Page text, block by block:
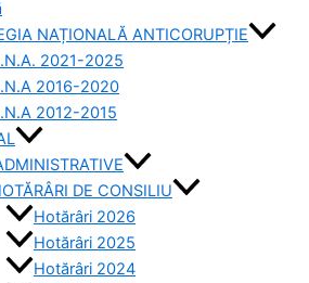
NAȚIONALĂ ANTICORUPȚIE
2021-2025
2016-2020
2012-2015
DE CONSILIU
Hotărâri 2026
Hotărâri 2025
Hotărâri 2024